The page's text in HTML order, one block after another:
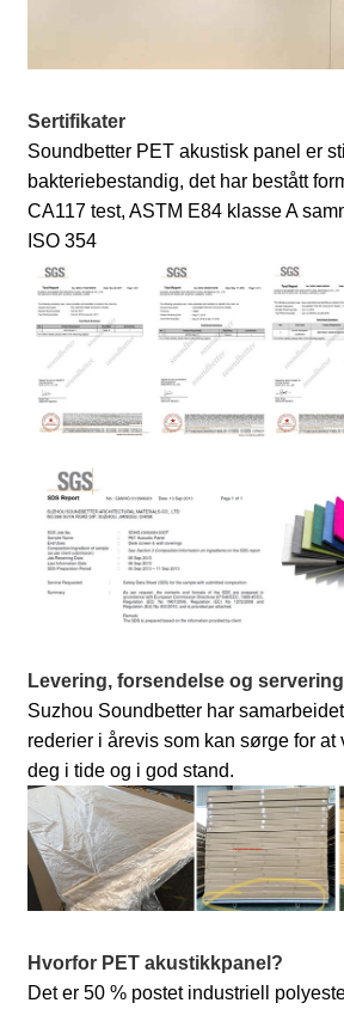
Sertifikater
Soundbetter PET akustisk panel er
bakteriebestandig, det har bestått
CA117 test, ASTM E84 klasse A
ISO 354
Levering, forsendelse og servering
Suzhou Soundbetter har
rederier i årevis som kan sørge for at
deg i tide og i god stand.
Hvorfor PET akustikkpanel?
Det er 50 % postet industriell